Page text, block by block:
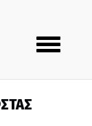
Toggle
navigation